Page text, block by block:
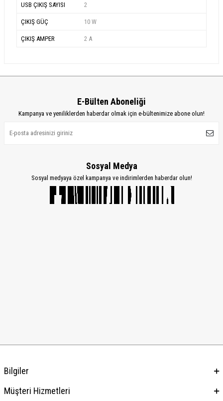
USB ÇIKIŞ SAYISI 2
ÇIKIŞ GÜÇ 10 W
ÇIKIŞ AMPER 2 A
E-Bülten Aboneliği
Kampanya ve yeniliklerden haberdar olmak için e-bültenimize abone olun!
Sosyal Medya
Sosyal medyaya özel kampanya ve indirimlerden haberdar olun!
Bilgiler
Müşteri Hizmetleri